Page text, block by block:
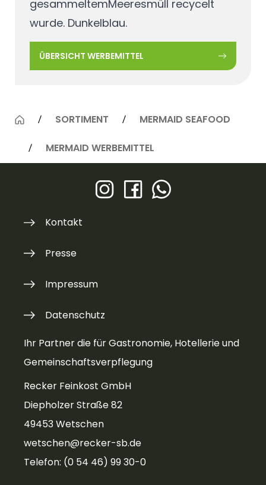
gesammeltemMeeresmüll recycelt
wurde. Dunkelblau.
ÜBERSICHT WERBEMITTEL
SORTIMENT MERMAID SEAFOOD
MERMAID WERBEMITTEL
Ihr Partner die für Gastronomie, Hotellerie und
Gemeinschaftsverpflegung
Recker Feinkost GmbH
Diepholzer Straße 82
49453 Wetschen
wetschen@recker-sb.de
Telefon: (0 54 46) 99 30-0
Kontakt
Presse
Impressum
Datenschutz